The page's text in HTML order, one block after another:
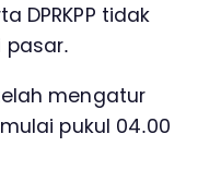
DPRKPP tidak
pasar.
mengatur
pukul 04.00